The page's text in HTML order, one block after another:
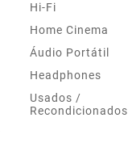
Hi-Fi
Home Cinema
Áudio Portátil
Headphones
Usados /
Recondicionados